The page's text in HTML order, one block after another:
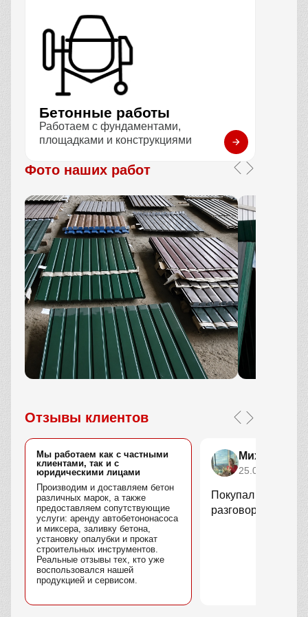
Бетонные работы
Работаем с фундаментами,
площадками и конструкциями
Фото наших работ
Отзывы клиентов
Мы работаем как с частными
клиентами, так и с
юридическими лицами
Производим и доставляем бетон
различных марок, а также
предоставляем сопутствующие
услуги: аренду автобетононасоса
и миксера, заливку бетона,
установку опалубки и прокат
строительных инструментов.
Реальные отзывы тех, кто уже
воспользовался нашей
продукцией и сервисом.
Михаил
25.07.2025
Покупал
разговоров